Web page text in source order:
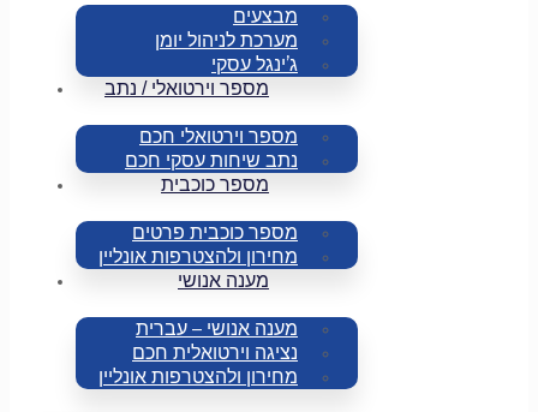
מבצעים
מערכת לניהול יומן
ג’ינגל עסקי
מספר וירטואלי / נתב
מספר וירטואלי חכם
נתב שיחות עסקי חכם
מספר כוכבית
מספר כוכבית פרטים
מחירון ולהצטרפות אונליין
מענה אנושי
מענה אנושי – עברית
נציגה וירטואלית חכם
מחירון ולהצטרפות אונליין